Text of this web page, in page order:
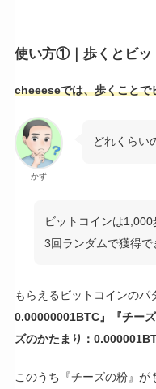
使い方①｜歩くとビッ
cheeeseでは、歩くことで
かず
どれくらい
ビットコインは
3回ランダムで獲得で
もらえるビットコインのパ
0.00000001BTC』『チー
ズのかたまり：
このうち『チーズの粉』が